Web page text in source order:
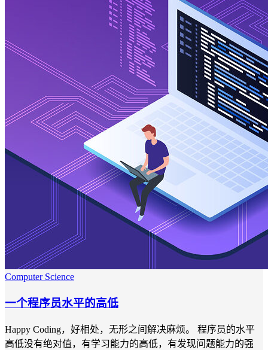
Computer Science
一个程序员水平的高低
Happy Coding，好相处，无形之间解决麻烦。 程序员的水平
高低没有绝对值，有学习能力的高低，有发现问题能力的强